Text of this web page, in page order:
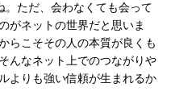
ただ、会わなくても会って
がネットの世界だと思いま
らこそその人の本質が良くも
んなネット上でのつながりや
よりも強い信頼が生まれるか